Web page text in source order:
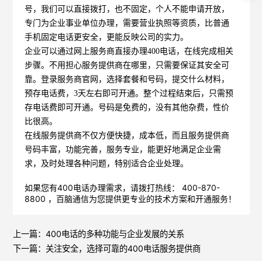
号，我们可以直接拨打，也不固定，个人不能申请开放，
专门为企业事业单位办理，需要营业执照等资质，比普通
手机固定电话更安全，更能反映公司的实力。
企业可以通过网上服务商直接办理400电话，在线完成相关
步骤。不用担心服务提供商在哪里，只需要保证其安全可
靠。登录服务商官网，选择套餐和号码，提交什么材料，
预存电话费，3天左右即可开通。整个过程结束后，只需预
存电话费即可开通。号码是免费的，没有其他杂费，性价
比很高。
在线服务提供商不仅方便快捷，成本低，而且服务提供商
号码丰富，功能完善，服务专业，能更好地满足企业需
求，及时处理各种问题，特别适合企业处理。
如果您有400电话办理需求，请拨打热线： 400-870-
8800 ，百脑通信为您提供更专业的技术方案和开通服务！
上一篇： 400电话的多种功能与企业发展的关系
下一篇： 关注安全，选择可靠的400电话服务提供商